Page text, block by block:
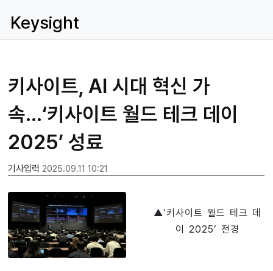
Keysight
키사이트, AI 시대 혁신 가
속…‘키사이트 월드 테크 데이
2025’ 성료
기사입력 2025.09.11 10:21
▲‘키사이트 월드 테크 데
이 2025’ 전경